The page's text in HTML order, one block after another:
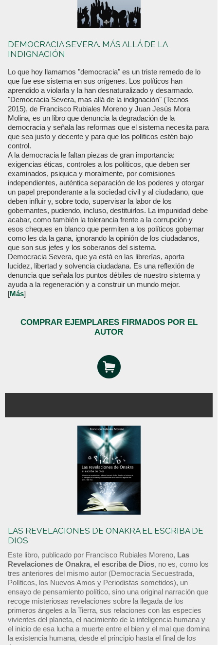
DEMOCRACIA SEVERA. MÁS ALLÁ DE LA
INDIGNACIÓN
Lo que hoy llamamos "democracia" es un triste remedo de lo
que fue ese sistema en sus orígenes. Los políticos han
aprendido a violarla y la han desnaturalizado y desarmado.
"Democracia Severa, mas allá de la indignación" (Tecnos
2015), de Francisco Rubiales Moreno y Juan Jesús Mora
Molina, es un libro que denuncia la degradación de la
democracia y señala las reformas que el sistema necesita para
que sea justo y decente y para que los políticos estén bajo
control.
A la democracia le faltan piezas de gran importancia:
exigencias éticas, controles a los políticos, que deben ser
examinados, psiquica y moralmente, por comisiones
independientes, auténtica separación de los poderes y otorgar
un papel preponderante a la sociedad civil y al ciudadano, que
deben influir y, sobre todo, supervisar la labor de los
gobernantes, pudiendo, incluso, destituirlos. La impunidad debe
acabar, como también la tolerancia frente a la corrupción y
esos cheques en blanco que permiten a los políticos gobernar
como les da la gana, ignorando la opinión de los ciudadanos,
que son sus jefes y los soberanos del sistema.
Democracia Severa, que ya está en las librerías, aporta
lucidez, libertad y solvencia ciudadana. Es una reflexión de
denuncia que señala los puntos débiles de nuestro sistema y
ayuda a la regeneración y a construir un mundo mejor.
[Más]
COMPRAR EJEMPLARES FIRMADOS POR EL
AUTOR
LAS REVELACIONES DE ONAKRA EL ESCRIBA DE
DIOS
Este libro, publicado por Francisco Rubiales Moreno, Las
Revelaciones de Onakra, el escriba de Dios, no es, como los
tres anteriores del mismo autor (Democracia Secuestrada,
Políticos, los Nuevos Amos y Periodistas sometidos), un
ensayo de pensamiento político, sino una original narración que
recoge misteriosas revelaciones sobre la llegada de los
primeros ángeles a la Tierra, sus relaciones con las especies
vivientes del planeta, el nacimiento de la inteligencia humana y
el inicio de esa lucha a muerte entre el bien y el mal que domina
la existencia humana, desde el principio hasta el final de los